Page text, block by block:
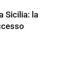
Sicilia: la